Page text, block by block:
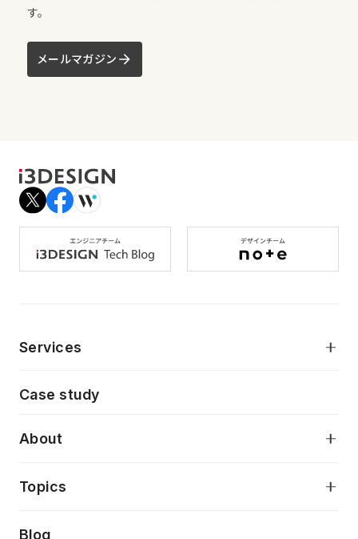
す。
メールマガジン
Services
AI駆動開発支援
デジタルプロダクトデザイン
デザインシステム構築支援
Case study
About
当社が目指しているもの
Topics
Press release
Blog